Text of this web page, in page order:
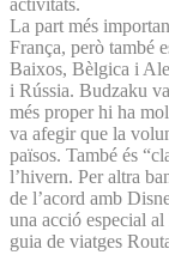
La part més
França, però també
Baixos, Bèlgica i
i Rússia. Budzaku
més proper hi ha
va afegir que la
països. També és
l’hivern. Per altra
de l’acord amb
una acció especial
guia de viatges